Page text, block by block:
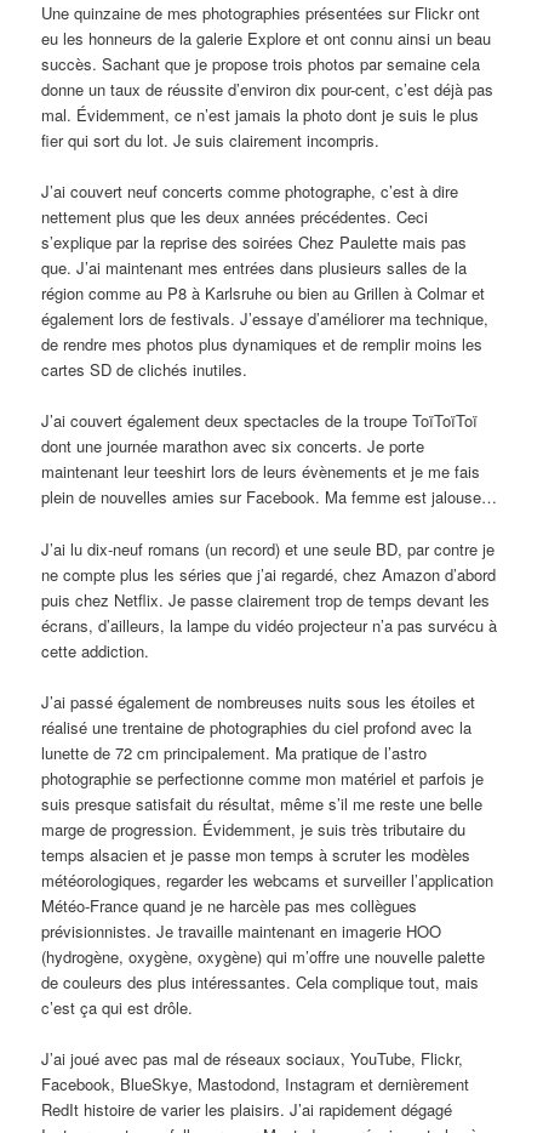
Une quinzaine de mes photographies présentées sur Flickr ont
eu les honneurs de la galerie Explore et ont connu ainsi un beau
succès. Sachant que je propose trois photos par semaine cela
donne un taux de réussite d’environ dix pour-cent, c’est déjà pas
mal. Évidemment, ce n’est jamais la photo dont je suis le plus
fier qui sort du lot. Je suis clairement incompris.
J’ai couvert neuf concerts comme photographe, c’est à dire
nettement plus que les deux années précédentes. Ceci
s’explique par la reprise des soirées Chez Paulette mais pas
que. J’ai maintenant mes entrées dans plusieurs salles de la
région comme au P8 à Karlsruhe ou bien au Grillen à Colmar et
également lors de festivals. J’essaye d’améliorer ma technique,
de rendre mes photos plus dynamiques et de remplir moins les
cartes SD de clichés inutiles.
J’ai couvert également deux spectacles de la troupe ToïToïToï
dont une journée marathon avec six concerts. Je porte
maintenant leur teeshirt lors de leurs évènements et je me fais
plein de nouvelles amies sur Facebook. Ma femme est jalouse…
J’ai lu dix-neuf romans (un record) et une seule BD, par contre je
ne compte plus les séries que j’ai regardé, chez Amazon d’abord
puis chez Netflix. Je passe clairement trop de temps devant les
écrans, d’ailleurs, la lampe du vidéo projecteur n’a pas survécu à
cette addiction.
J’ai passé également de nombreuses nuits sous les étoiles et
réalisé une trentaine de photographies du ciel profond avec la
lunette de 72 cm principalement. Ma pratique de l’astro
photographie se perfectionne comme mon matériel et parfois je
suis presque satisfait du résultat, même s’il me reste une belle
marge de progression. Évidemment, je suis très tributaire du
temps alsacien et je passe mon temps à scruter les modèles
météorologiques, regarder les webcams et surveiller l’application
Météo-France quand je ne harcèle pas mes collègues
prévisionnistes. Je travaille maintenant en imagerie HOO
(hydrogène, oxygène, oxygène) qui m’offre une nouvelle palette
de couleurs des plus intéressantes. Cela complique tout, mais
c’est ça qui est drôle.
J’ai joué avec pas mal de réseaux sociaux, YouTube, Flickr,
Facebook, BlueSkye, Mastodond, Instagram et dernièrement
RedIt histoire de varier les plaisirs. J’ai rapidement dégagé